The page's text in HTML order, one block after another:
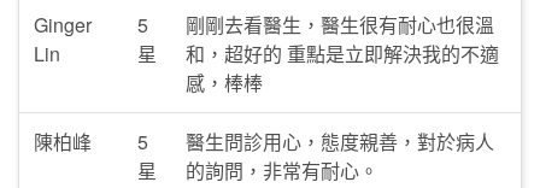
Ginger
Lin
5
星
剛剛去看醫生，醫生很有耐心也很溫
和，超好的 重點是立即解決我的不適
感，棒棒
陳柏峰
5
星
醫生問診用心，態度親善，對於病人
的詢問，非常有耐心。